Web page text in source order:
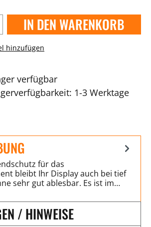
IN DEN WARENKORB
hinzufügen
verfügbar
1-3 Werktage
für das
bleibt Ihr Display auch bei tief
sehr gut ablesbar. Es ist im…
/ HINWEISE